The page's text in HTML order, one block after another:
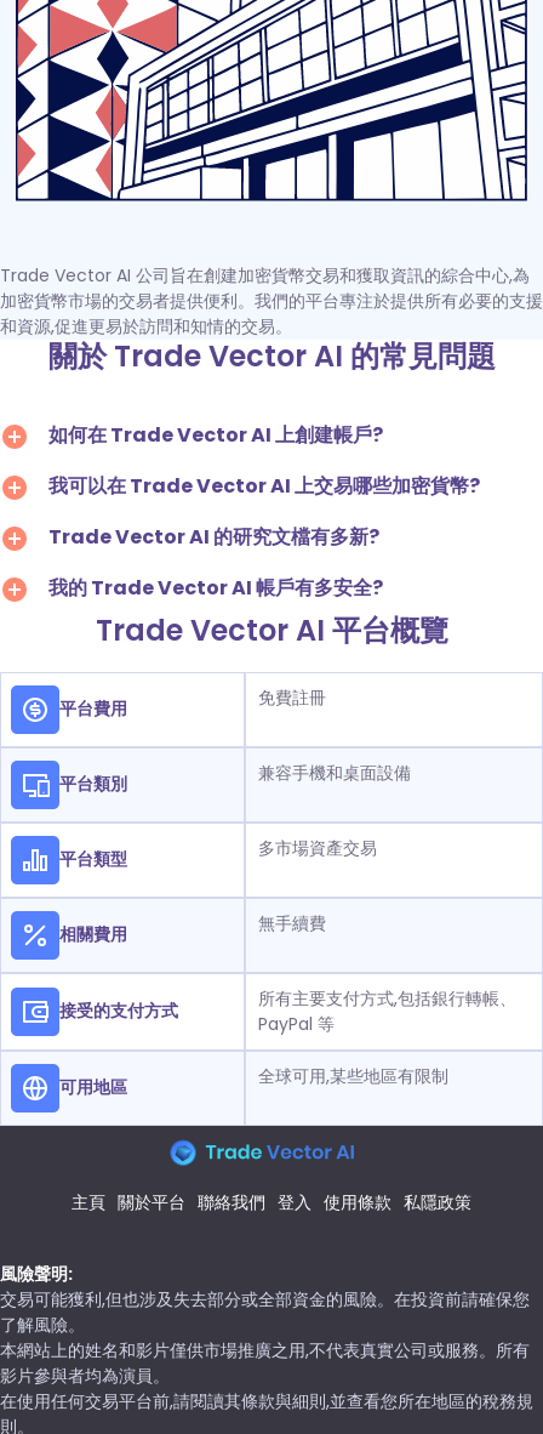
Trade Vector AI 公司旨在創建加密貨幣交易和獲取資訊的綜合中心,為
加密貨幣市場的交易者提供便利。我們的平台專注於提供所有必要的支援
和資源,促進更易於訪問和知情的交易。
關於 Trade Vector AI 的常見問題
如何在 Trade Vector AI 上創建帳戶?
我可以在 Trade Vector AI 上交易哪些加密貨幣?
Trade Vector AI 的研究文檔有多新?
我的 Trade Vector AI 帳戶有多安全?
Trade Vector AI 平台概覽
平台費用 免費註冊
平台類別 兼容手機和桌面設備
平台類型 多市場資產交易
相關費用 無手續費
接受的支付方式
所有主要支付方式,包括銀行轉帳、
PayPal 等
可用地區 全球可用,某些地區有限制
主頁 關於平台 聯絡我們 登入 使用條款 私隱政策
風險聲明:
交易可能獲利,但也涉及失去部分或全部資金的風險。在投資前請確保您
了解風險。
本網站上的姓名和影片僅供市場推廣之用,不代表真實公司或服務。所有
影片參與者均為演員。
在使用任何交易平台前,請閱讀其條款與細則,並查看您所在地區的稅務規
則。